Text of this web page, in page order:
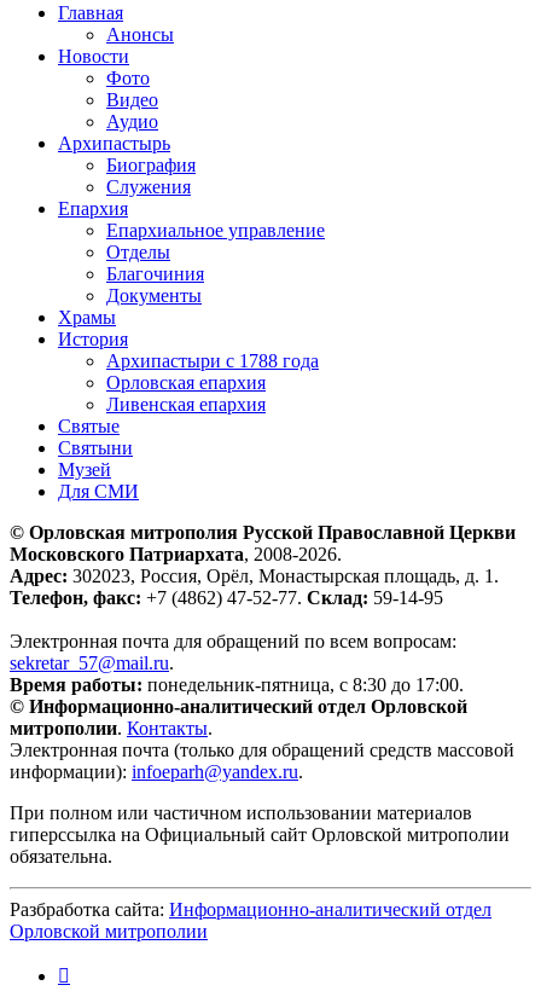
Главная
Анонсы
Новости
Фото
Видео
Аудио
Архипастырь
Биография
Служения
Епархия
Епархиальное управление
Отделы
Благочиния
Документы
Храмы
История
Архипастыри с 1788 года
Орловская епархия
Ливенская епархия
Святые
Святыни
Музей
Для СМИ
© Орловская митрополия Русской Православной Церкви
Московского Патриархата, 2008-2026.
Адрес: 302023, Россия, Орёл, Монастырская площадь, д. 1.
Телефон, факс: +7 (4862) 47-52-77. Склад: 59-14-95
Электронная почта для обращений по всем вопросам:
sekretar_57@mail.ru.
Время работы: понедельник-пятница, с 8:30 до 17:00.
© Информационно-аналитический отдел Орловской
митрополии. Контакты.
Электронная почта (только для обращений средств массовой
информации): infoeparh@yandex.ru.
При полном или частичном использовании материалов
гиперссылка на Официальный сайт Орловской митрополии
обязательна.
Разбработка сайта: Информационно-аналитический отдел
Орловской митрополии